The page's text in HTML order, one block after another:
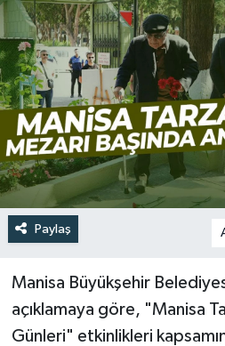
Paylaş
Manisa Büyükşehir
açıklamaya göre, "Manisa
Günleri" etkinlikleri
Türkiye
Yaşam